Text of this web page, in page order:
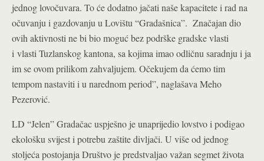
jednog lovočuvara. To će dodatno jačati naše kapacitete i rad na
očuvanju i gazdovanju u Lovištu “Gradašnica”. Značajan dio
ovih aktivnosti ne bi bio moguć bez podrške gradske vlasti
i vlasti Tuzlanskog kantona, sa kojima imao odličnu saradnju i ja
im se ovom prilikom zahvaljujem. Očekujem da ćemo tim
tempom nastaviti i u narednom period”, naglašava Meho
Pezerović.
LD “Jelen” Gradačac uspješno je unaprijedio lovstvo i podigao
ekološku svijest i potrebu zaštite divljači. U više od jednog
stoljeća postojanja Društvo je predstvaljao važan segmet života